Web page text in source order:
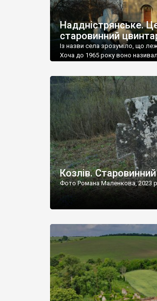
Наддністрянське.
старовинний
Із назви села зрозуміло, що
Хоча до 1965 року воно
Наддністрянське відрізняється
сіл. У селі є мурована
Козлів.
Фото Романа Маленкова, 2023